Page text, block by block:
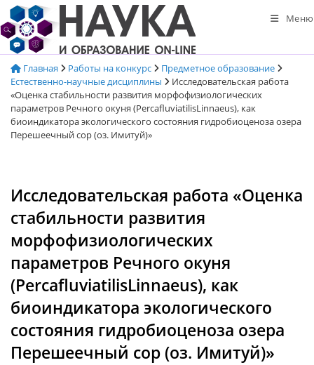
Перейти
к
содержимому
Меню
Главная Работы на конкурс
Предметное образование
Естественно-научные дисциплины
Исследовательская работа
«Оценка стабильности развития морфофизиологических
параметров Речного окуня (PercafluviatilisLinnaeus), как
биоиндикатора экологического состояния гидробиоценоза озера
Перешеечный сор (оз. Имитуй)»
Исследовательская работа «Оценка
стабильности развития
морфофизиологических
параметров Речного окуня
(PercafluviatilisLinnaeus), как
биоиндикатора экологического
состояния гидробиоценоза озера
Перешеечный сор (оз. Имитуй)»